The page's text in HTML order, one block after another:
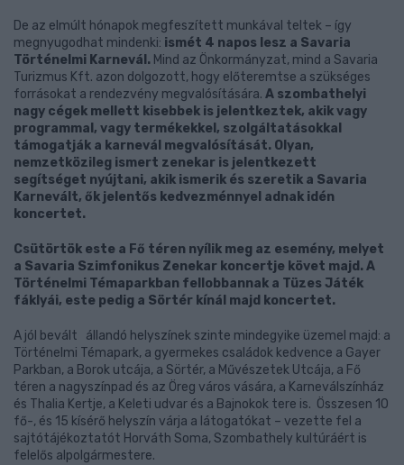
De az elmúlt hónapok megfeszített munkával teltek – így
megnyugodhat mindenki: ismét 4 napos lesz a Savaria
Történelmi Karnevál. Mind az Önkormányzat, mind a Savaria
Turizmus Kft. azon dolgozott, hogy előteremtse a szükséges
forrásokat a rendezvény megvalósítására. A szombathelyi
nagy cégek mellett kisebbek is jelentkeztek, akik vagy
programmal, vagy termékekkel, szolgáltatásokkal
támogatják a karnevál megvalósítását. Olyan,
nemzetközileg ismert zenekar is jelentkezett
segítséget nyújtani, akik ismerik és szeretik a Savaria
Karnevált, ők jelentős kedvezménnyel adnak idén
koncertet.
Csütörtök este a Fő téren nyílik meg az esemény, melyet
a Savaria Szimfonikus Zenekar koncertje követ majd. A
Történelmi Témaparkban fellobbannak a Tüzes Játék
fáklyái, este pedig a Sörtér kínál majd koncertet.
A jól bevált állandó helyszínek szinte mindegyike üzemel majd: a
Történelmi Témapark, a gyermekes családok kedvence a Gayer
Parkban, a Borok utcája, a Sörtér, a Művészetek Utcája, a Fő
téren a nagyszínpad és az Öreg város vására, a Karneválszínház
és Thalia Kertje, a Keleti udvar és a Bajnokok tere is. Összesen 10
fő-, és 15 kísérő helyszín várja a látogatókat – vezette fel a
sajtótájékoztatót Horváth Soma, Szombathely kultúráért is
felelős alpolgármestere.